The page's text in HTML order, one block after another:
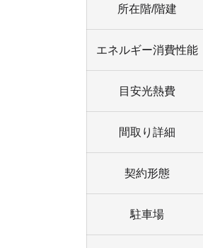
所在階/階建
エネルギー消費性能
目安光熱費
間取り詳細
契約形態
駐車場